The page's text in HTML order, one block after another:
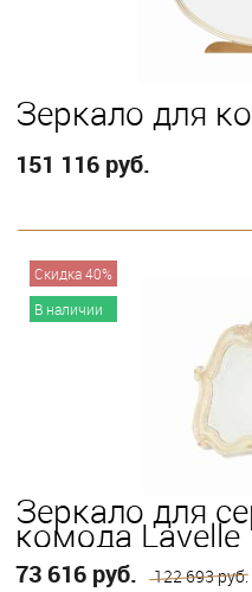
Зеркало для
151 116 руб.
Скидка 40%
В наличии
Зеркало для
комода Lavelle
73 616 руб. 122 693 руб.